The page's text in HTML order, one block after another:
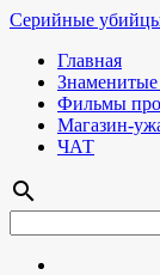
Серийные
Главная
Фильмы про
Магазин-
ЧАТ
search